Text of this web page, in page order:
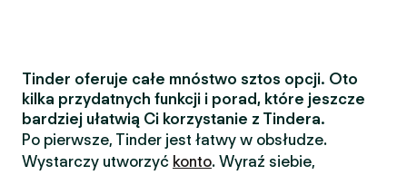
Tinder oferuje całe mnóstwo sztos opcji. Oto
kilka przydatnych funkcji i porad, które jeszcze
bardziej ułatwią Ci korzystanie z Tindera.
Po pierwsze, Tinder jest łatwy w obsłudze.
Wystarczy utworzyć konto. Wyraź siebie,